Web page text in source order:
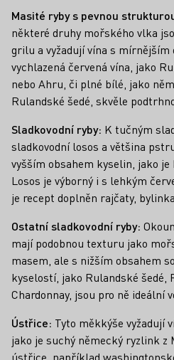
Masité ryby s pevnou
některé druhy mořského vlka
grilu a vyžadují vína s
vychlazená červená vína, jako
nebo Ahru, či plné bílé, jako
Rulandské šedé, skvěle
Sladkovodní ryby: K tučným
sladkovodní losos a většina
vyšším obsahem kyselin, jako je
Losos je výborný i s lehkým
je recept doplněn rajčaty,
Ostatní sladkovodní ryby:
mají podobnou texturu jako
masem, ale s nižším obsahem
kyselostí, jako Rulandské šedé,
Chardonnay, jsou pro ně ideální
Ústřice: Tyto měkkýše vyžadují
jako je suchý německý ryzlink z
ústřice, například